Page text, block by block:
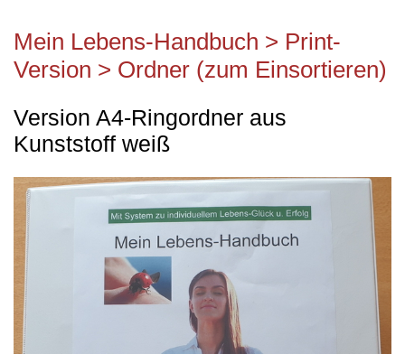
Mein Lebens-Handbuch > Print-
Version > Ordner (zum Einsortieren)
Version A4-Ringordner aus
Kunststoff weiß